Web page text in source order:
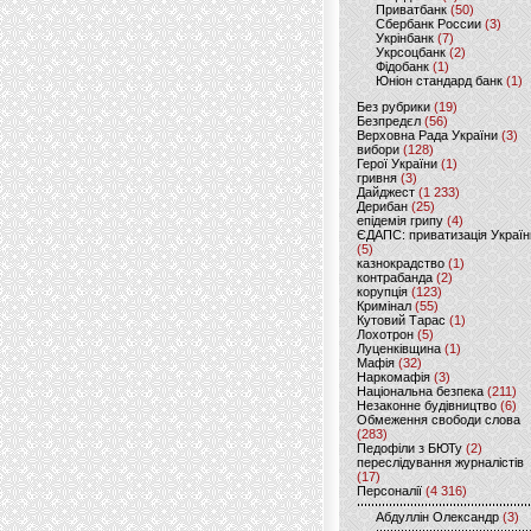
Приватбанк (50)
Сбербанк России (3)
Укрінбанк(7)
Укрсоцбанк (2)
Фідобанк (1)
Юніон стандард банк(1)
Без рубрики (19)
Безпредєл(56)
Верховна Рада України (3)
вибори(128)
Герої України(1)
гривня (3)
Дайджест (1 233)
Дерибан (25)
епідемія грипу (4)
ЄДАПС: приватизація
(5)
казнокрадство (1)
контрабанда (2)
корупція (123)
Кримінал (55)
Кутовий Тарас (1)
Лохотрон(5)
Луценківщина (1)
Мафія (32)
Наркомафія (3)
Національна безпека (211)
Незаконне будівництво(6)
Обмеження свободи слова
(283)
Педофіли з БЮТу (2)
переслідування журналістів
(17)
Персоналії (4 316)
Абдуллін Олександр (3)